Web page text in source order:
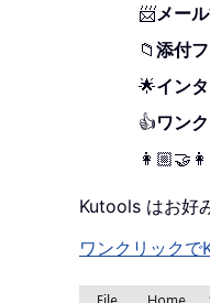
📨メー
📁添付
🌟イン
👍ワン
Kutools はお好
ワンクリック